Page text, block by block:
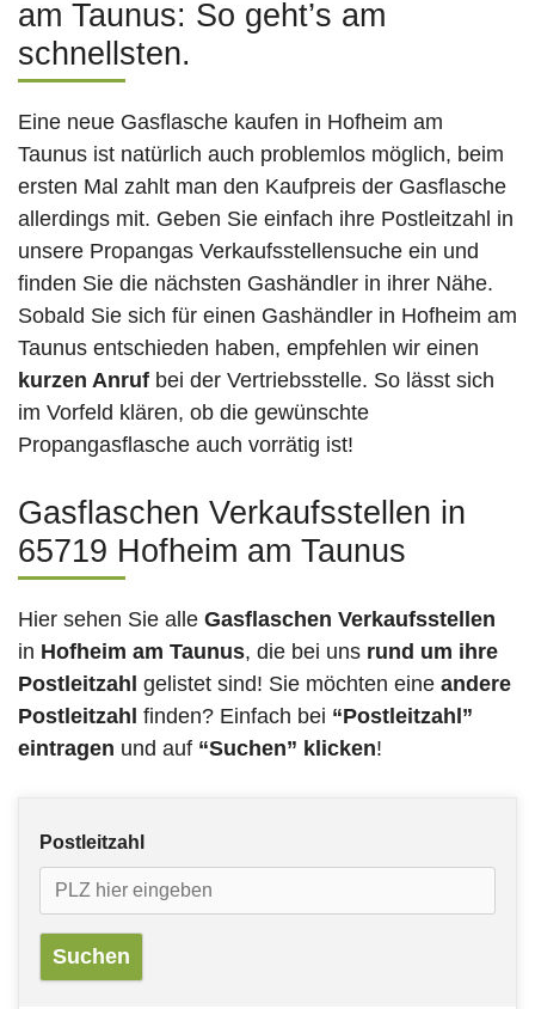
am Taunus: So geht’s am
schnellsten.
Eine neue Gasflasche kaufen in Hofheim am
Taunus ist natürlich auch problemlos möglich, beim
ersten Mal zahlt man den Kaufpreis der Gasflasche
allerdings mit. Geben Sie einfach ihre Postleitzahl in
unsere Propangas Verkaufsstellensuche ein und
finden Sie die nächsten Gashändler in ihrer Nähe.
Sobald Sie sich für einen Gashändler in Hofheim am
Taunus entschieden haben, empfehlen wir einen
kurzen Anruf bei der Vertriebsstelle. So lässt sich
im Vorfeld klären, ob die gewünschte
Propangasflasche auch vorrätig ist!
Gasflaschen Verkaufsstellen in
65719 Hofheim am Taunus
Hier sehen Sie alle Gasflaschen Verkaufsstellen
in Hofheim am Taunus, die bei uns rund um ihre
Postleitzahl gelistet sind! Sie möchten eine andere
Postleitzahl finden? Einfach bei “Postleitzahl”
eintragen und auf “Suchen” klicken!
Postleitzahl